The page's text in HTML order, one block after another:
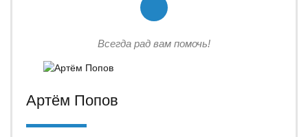
Всегда рад вам помочь!
Артём Попов